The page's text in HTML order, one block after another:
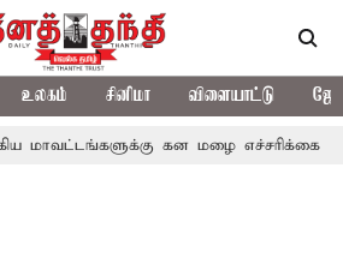
உலகம் சினிமா விளையாட்டு
கன மழை எச்சரிக்கை